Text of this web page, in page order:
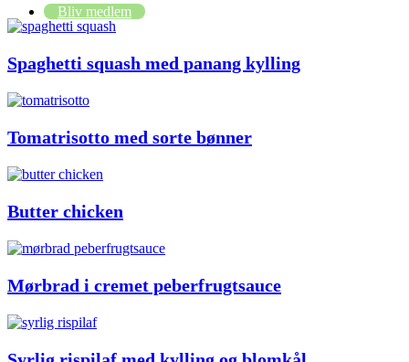
Bliv medlem
Spaghetti squash med panang kylling
Tomatrisotto med sorte bønner
Butter chicken
Mørbrad i cremet peberfrugtsauce